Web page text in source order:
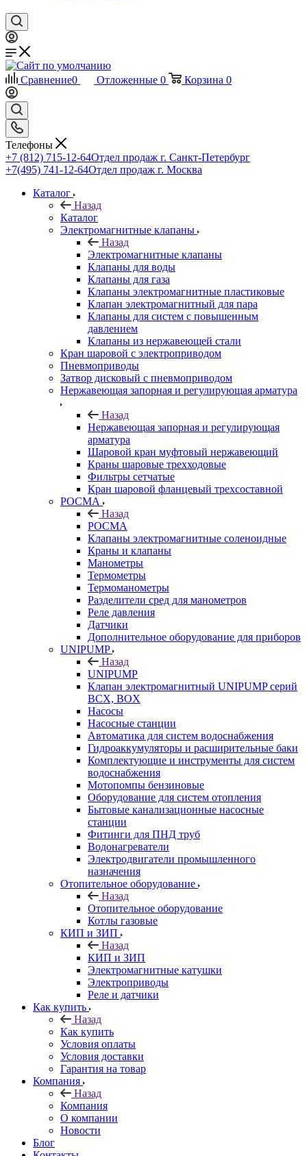
Сравнение0 Отложенные 0 Корзина 0
Телефоны
+7 (812) 715-12-64Отдел продаж г. Санкт-Петербург
+7(495) 741-12-64Отдел продаж г. Москва
Каталог
Назад
Каталог
Электромагнитные клапаны
Назад
Электромагнитные клапаны
Клапаны для воды
Клапаны для газа
Клапаны электромагнитные пластиковые
Клапан электромагнитный для пара
Клапаны для систем с повышенным
давлением
Клапаны из нержавеющей стали
Кран шаровой с электроприводом
Пневмоприводы
Затвор дисковый с пневмоприводом
Нержавеющая запорная и регулирующая арматура
Назад
Нержавеющая запорная и регулирующая
арматура
Шаровой кран муфтовый нержавеющий
Краны шаровые трехходовые
Фильтры сетчатые
Кран шаровой фланцевый трехсоставной
РОСМА
Назад
РОСМА
Клапаны электромагнитные соленоидные
Краны и клапаны
Манометры
Термометры
Термоманометры
Разделители сред для манометров
Реле давления
Датчики
Дополнительное оборудование для приборов
UNIPUMP
Назад
UNIPUMP
Клапан электромагнитный UNIPUMP серий
BCX, BOX
Насосы
Насосные станции
Автоматика для систем водоснабжения
Гидроаккумуляторы и расширительные баки
Комплектующие и инструменты для систем
водоснабжения
Мотопомпы бензиновые
Оборудование для систем отопления
Бытовые канализационные насосные
станции
Фитинги для ПНД труб
Водонагреватели
Электродвигатели промышленного
назначения
Отопительное оборудование
Назад
Отопительное оборудование
Котлы газовые
КИП и ЗИП
Назад
КИП и ЗИП
Электромагнитные катушки
Электроприводы
Реле и датчики
Как купить
Назад
Как купить
Условия оплаты
Условия доставки
Гарантия на товар
Компания
Назад
Компания
О компании
Новости
Блог